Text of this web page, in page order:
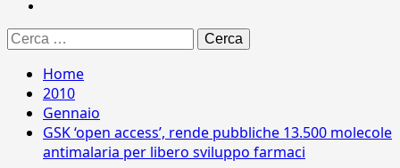
Ricerca
per:
Home
2010
Gennaio
GSK ‘open access’, rende pubbliche 13.500 molecole
antimalaria per libero sviluppo farmaci